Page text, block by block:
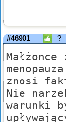
#46901 ?
znosi
Nie
warunki